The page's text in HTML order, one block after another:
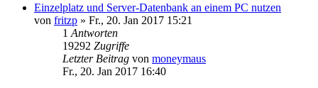
Einzelplatz und Server-Datenbank an einem PC nutzen
von fritzp » Fr., 20. Jan 2017 15:21
1 Antworten
19292 Zugriffe
Letzter Beitrag von moneymaus
Fr., 20. Jan 2017 16:40